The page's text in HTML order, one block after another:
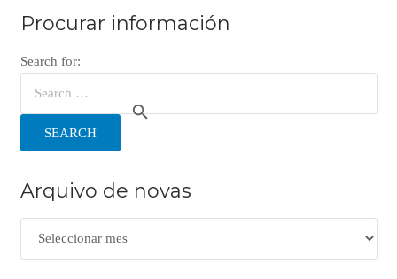
Procurar información
Search for:
SEARCH
Arquivo de novas